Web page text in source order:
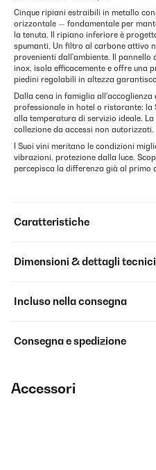
Cinque ripiani estraibili in metallo
orizzontale — fondamentale per
la tenuta. Il ripiano inferiore è
spumanti. Un filtro al carbone attivo
provenienti dall'ambiente. Il pannello
inox, isola efficacemente e offre una
piedini regolabili in altezza
Dalla cena in famiglia
professionale in hotel o ristorante: la
alla temperatura di servizio ideale.
collezione da accessi non autorizzati.
I Suoi vini meritano le condizioni
vibrazioni, protezione dalla luce.
percepisca la differenza già al primo
Caratteristiche
Dimensioni & dettagli tecnici
Incluso nella consegna
Consegna e spedizione
Accessori